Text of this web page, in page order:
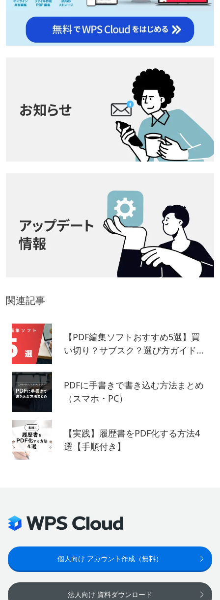
関連記事
【PDF編集ソフトおすすめ5選】買
い切り？サブスク？選び方ガイド...
PDFに手書きで書き込む方法まとめ
（スマホ・PC）
【実践】履歴書をPDF化する方法4
選【手順付き】
個人向け アカウント作成（無料）
法人向け 資料ダウンロード